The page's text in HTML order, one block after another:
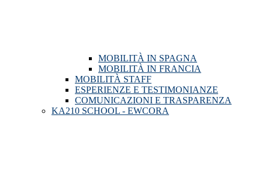
MOBILITÀ IN SPAGNA
MOBILITÀ IN FRANCIA
MOBILITÀ STAFF
ESPERIENZE E TESTIMONIANZE
COMUNICAZIONI E TRASPARENZA
KA210 SCHOOL - EWCORA